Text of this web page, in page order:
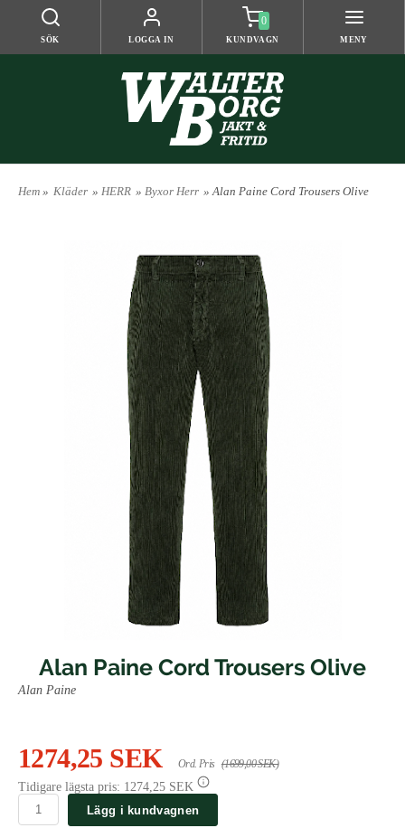
SÖK LOGGA IN
0
KUNDVAGN MENY
Hem » Kläder » HERR » Byxor Herr » Alan Paine Cord Trousers Olive
Alan Paine Cord Trousers Olive
Alan Paine
1274,25 SEK Ord. Pris (1699,00 SEK)
Tidigare lägsta pris: 1274,25 SEK
Lägg i kundvagnen